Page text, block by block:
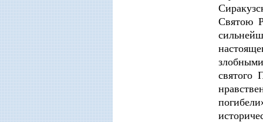
Святою
святого